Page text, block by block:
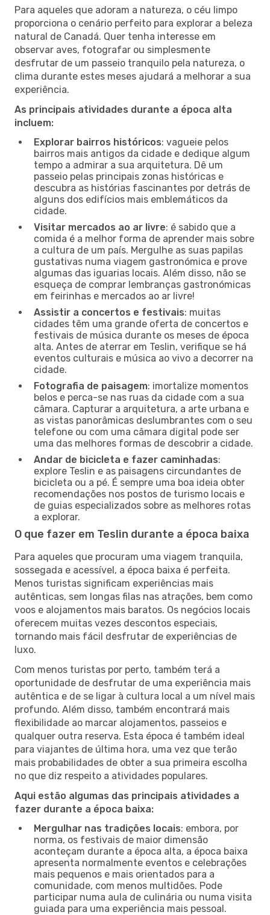
Para aqueles que adoram a natureza, o céu limpo
proporciona o cenário perfeito para explorar a beleza
natural de Canadá. Quer tenha interesse em
observar aves, fotografar ou simplesmente
desfrutar de um passeio tranquilo pela natureza, o
clima durante estes meses ajudará a melhorar a sua
experiência.
As principais atividades durante a época alta
incluem:
Explorar bairros históricos: vagueie pelos
bairros mais antigos da cidade e dedique algum
tempo a admirar a sua arquitetura. Dê um
passeio pelas principais zonas históricas e
descubra as histórias fascinantes por detrás de
alguns dos edifícios mais emblemáticos da
cidade.
Visitar mercados ao ar livre: é sabido que a
comida é a melhor forma de aprender mais sobre
a cultura de um país. Mergulhe as suas papilas
gustativas numa viagem gastronómica e prove
algumas das iguarias locais. Além disso, não se
esqueça de comprar lembranças gastronómicas
em feirinhas e mercados ao ar livre!
Assistir a concertos e festivais: muitas
cidades têm uma grande oferta de concertos e
festivais de música durante os meses de época
alta. Antes de aterrar em Teslin, verifique se há
eventos culturais e música ao vivo a decorrer na
cidade.
Fotografia de paisagem: imortalize momentos
belos e perca-se nas ruas da cidade com a sua
câmara. Capturar a arquitetura, a arte urbana e
as vistas panorâmicas deslumbrantes com o seu
telefone ou com uma câmara digital pode ser
uma das melhores formas de descobrir a cidade.
Andar de bicicleta e fazer caminhadas:
explore Teslin e as paisagens circundantes de
bicicleta ou a pé. É sempre uma boa ideia obter
recomendações nos postos de turismo locais e
de guias especializados sobre as melhores rotas
a explorar.
O que fazer em Teslin durante a época baixa
Para aqueles que procuram uma viagem tranquila,
sossegada e acessível, a época baixa é perfeita.
Menos turistas significam experiências mais
autênticas, sem longas filas nas atrações, bem como
voos e alojamentos mais baratos. Os negócios locais
oferecem muitas vezes descontos especiais,
tornando mais fácil desfrutar de experiências de
luxo.
Com menos turistas por perto, também terá a
oportunidade de desfrutar de uma experiência mais
autêntica e de se ligar à cultura local a um nível mais
profundo. Além disso, também encontrará mais
flexibilidade ao marcar alojamentos, passeios e
qualquer outra reserva. Esta época é também ideal
para viajantes de última hora, uma vez que terão
mais probabilidades de obter a sua primeira escolha
no que diz respeito a atividades populares.
Aqui estão algumas das principais atividades a
fazer durante a época baixa:
Mergulhar nas tradições locais: embora, por
norma, os festivais de maior dimensão
aconteçam durante a época alta, a época baixa
apresenta normalmente eventos e celebrações
mais pequenos e mais orientados para a
comunidade, com menos multidões. Pode
participar numa aula de culinária ou numa visita
guiada para uma experiência mais pessoal.